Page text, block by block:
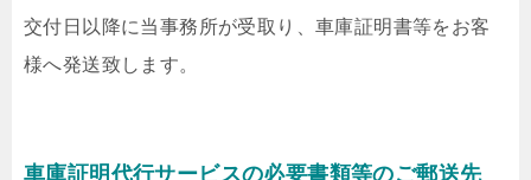
交付日以降に当事務所が受取り、車庫証明書等をお客
様へ発送致します。
車庫証明代行サービスの必要書類等のご郵送先